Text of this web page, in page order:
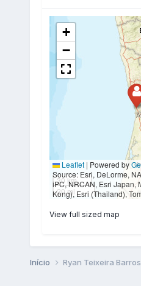
View full sized map
Início Ryan Teixeira Barros